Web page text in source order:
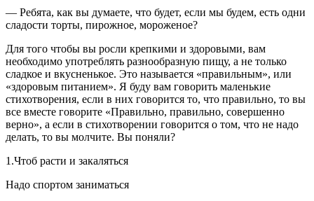
— Ребята, как вы думаете, что будет, если мы будем, есть одни
сладости торты, пирожное, мороженое?
Для того чтобы вы росли крепкими и здоровыми, вам
необходимо употреблять разнообразную пищу, а не только
сладкое и вкусненькое. Это называется «правильным», или
«здоровым питанием». Я буду вам говорить маленькие
стихотворения, если в них говорится то, что правильно, то вы
все вместе говорите «Правильно, правильно, совершенно
верно», а если в стихотворении говорится о том, что не надо
делать, то вы молчите. Вы поняли?
1.Чтоб расти и закаляться
Надо спортом заниматься